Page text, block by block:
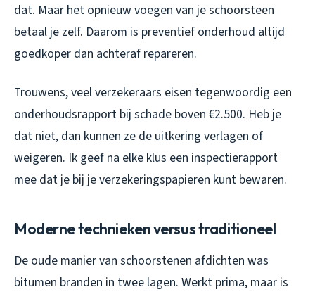
dat. Maar het opnieuw voegen van je schoorsteen
betaal je zelf. Daarom is preventief onderhoud altijd
goedkoper dan achteraf repareren.
Trouwens, veel verzekeraars eisen tegenwoordig een
onderhoudsrapport bij schade boven €2.500. Heb je
dat niet, dan kunnen ze de uitkering verlagen of
weigeren. Ik geef na elke klus een inspectierapport
mee dat je bij je verzekeringspapieren kunt bewaren.
Moderne technieken versus traditioneel
De oude manier van schoorstenen afdichten was
bitumen branden in twee lagen. Werkt prima, maar is